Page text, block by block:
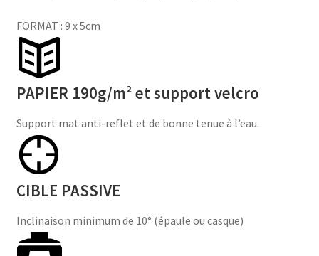
FORMAT : 9 x 5cm
PAPIER 190g/m² et support velcro
Support mat anti-reflet et de bonne tenue à l’eau.
CIBLE PASSIVE
Inclinaison minimum de 10° (épaule ou casque)